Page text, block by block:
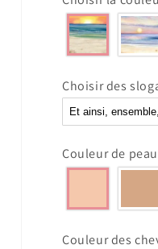
Couple
sur
la
Plaque
Acrylique
en
Forme
de
Cœur
Choisir des
Couleur de
Couleur des